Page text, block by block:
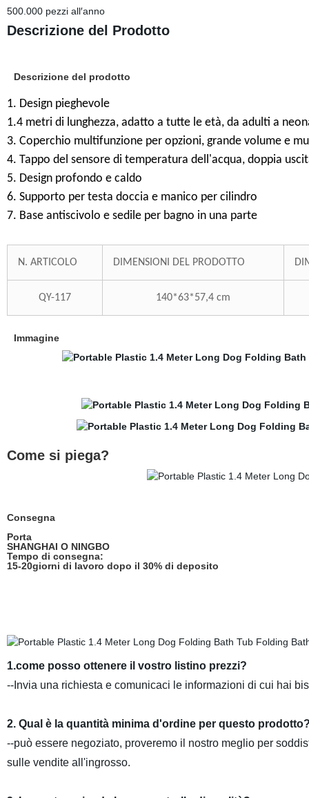
500.000 pezzi all′anno
Descrizione del Prodotto
Descrizione del prodotto
1. Design pieghevole
1.4 metri di lunghezza, adatto a tutte le età, da adulti a
3. Coperchio multifunzione per opzioni, grande volume e
4. Tappo del sensore di temperatura dell'acqua, doppia
5. Design profondo e caldo
6. Supporto per testa doccia e manico per cilindro
7. Base antiscivolo e sedile per bagno in una parte
N. ARTICOLO DIMENSIONI DEL PRODOTTO
QY-117 140*63*57,4 cm
Immagine
Come si piega?
Consegna
Porta
SHANGHAI O NINGBO
Tempo di consegna:
15-20giorni di lavoro dopo il 30% di deposito
1.come posso ottenere il vostro listino prezzi?
--Invia una richiesta e comunicaci le informazioni di cui hai
2. Qual è la quantità minima d'ordine per questo
--può essere negoziato, proveremo il nostro meglio per
sulle vendite all'ingrosso.